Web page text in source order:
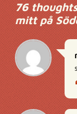
76
mitt på